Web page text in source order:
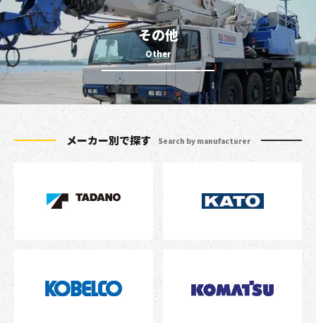
その他
メーカー別で探す Search by manufacturer